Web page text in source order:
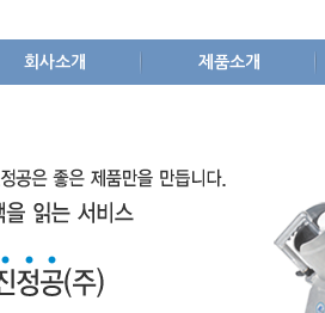
회사소개 제품소개